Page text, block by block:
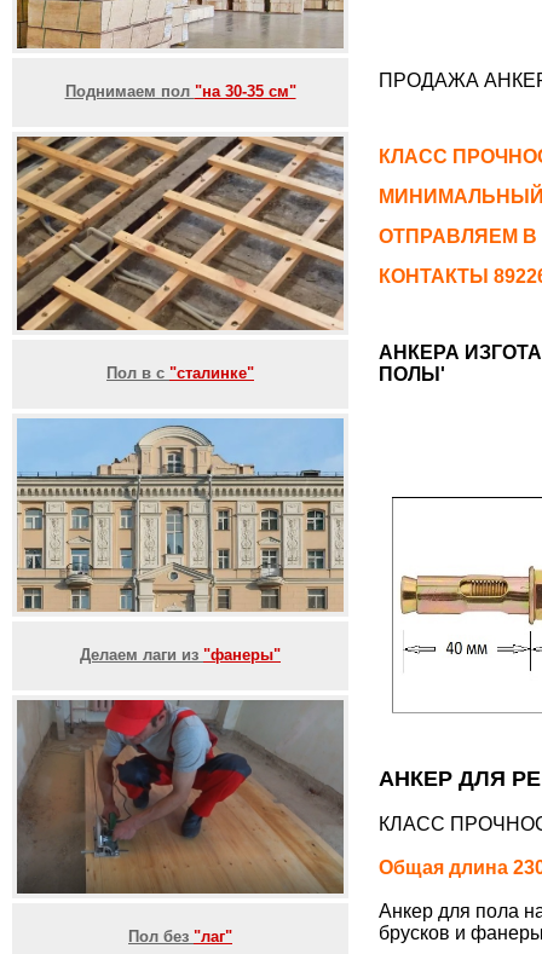
Поднимаем пол "на 30-35 см"
Пол в с "сталинке"
Делаем лаги из "фанеры"
Пол без "лаг"
ПРОДАЖА
КЛАСС
МИНИМАЛЬНЫЙ
ОТПРАВЛЯЕМ
КОНТАКТЫ
АНКЕРА
ПОЛЫ'
АНКЕР ДЛЯ
КЛАСС
Общая длина
Анкер для пола
брусков и